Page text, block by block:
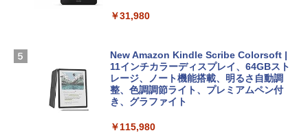
FMV ノートパソコン WE1-K3 (MS 365 P
ersonal/Copilotキー搭載/Win 11/15.6型/
Core i5/16GB/SSD 512GB/ホワイト) FM
VWK3E15W_AZ
￥139,880
ト): Java & Bedrock Edition | オンライ
￥3,600
ェクトリストと最新エミュレータ紹介
￥31,980
New Amazon Kindle Scribe Colorsoft |
11インチカラーディスプレイ、64GBスト
レージ、ノート機能搭載、明るさ自動調
整、色調調節ライト、プレミアムペン付
き、グラファイト
￥115,980